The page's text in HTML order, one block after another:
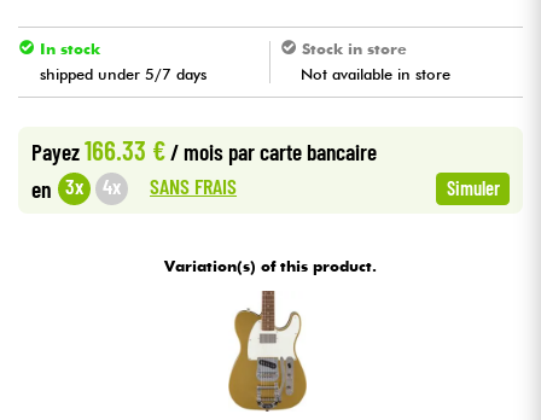
Violins & Quartet
Cables & Access.
See our brands
In stock
shipped under 5/7 days
Stock in store
Not available in store
Payez166.33 €/ mois par carte bancaire
en 3x 4x SANS FRAIS Simuler
Variation(s) of this product.